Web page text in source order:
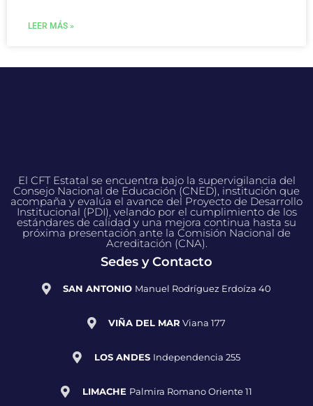
LEER MÁS »
El CFT Estatal se encuentra bajo la supervigilancia del
Consejo Nacional de Educación (CNED), institución que
acompaña y evalúa el avance del Proyecto de Desarrollo
Institucional (PDI), velando por el cumplimiento de los
estándares de calidad y una mejora continua hasta su
próxima presentación ante la Comisión Nacional de
Acreditación (CNA).
Sedes y Contacto
SAN ANTONIO Manuel Rodríguez Erdoíza 40
VIÑA DEL MAR Viana 177
LOS ANDES Independencia 255
LIMACHE Palmira Romano Oriente 11